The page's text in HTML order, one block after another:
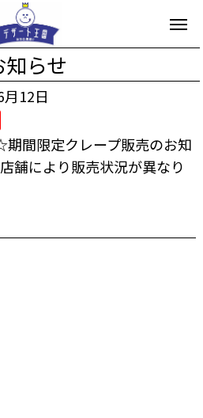
知らせ
12日
間限定クレープ販売のお知
により販売状況が異なり